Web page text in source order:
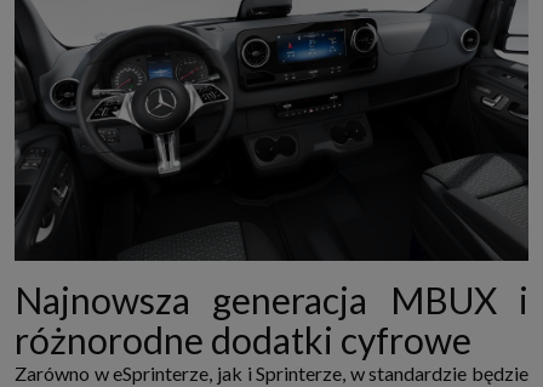
Najnowsza generacja MBUX i
różnorodne dodatki cyfrowe
Zarówno w eSprinterze, jak i Sprinterze, w standardzie będzie